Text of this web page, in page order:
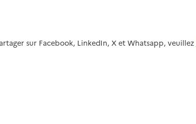
sur Facebook, LinkedIn, X et Whatsapp, veuillez